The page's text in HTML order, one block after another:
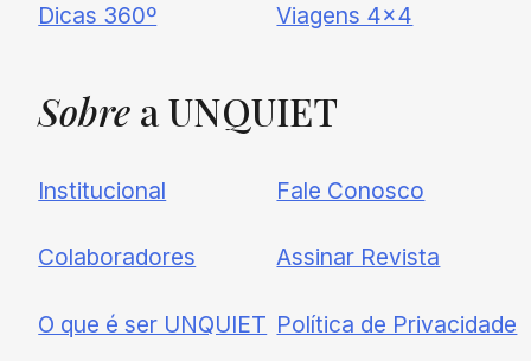
Dicas 360º Viagens 4×4
Sobre a UNQUIET
Institucional
Colaboradores
O que é ser UNQUIET
Fale Conosco
Assinar Revista
Política de Privacidade